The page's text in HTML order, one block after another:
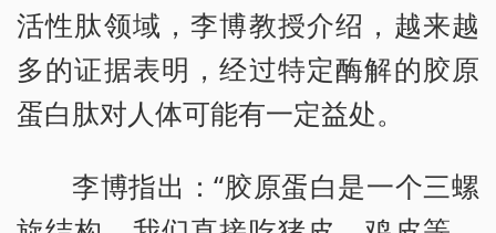
活性肽领域，李博教授介绍，越来越
多的证据表明，经过特定酶解的胶原
蛋白肽对人体可能有一定益处。
李博指出：“胶原蛋白是一个三螺